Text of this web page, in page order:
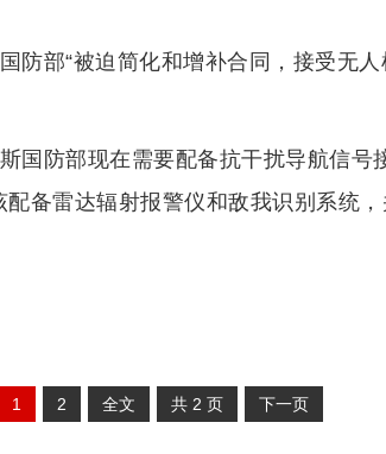
防部“被迫简化和增补合同，接受无
国防部现在需要配备抗干扰导航信号
备雷达辐射报警仪和敌我识别系统
1 2 全文 共 2 页 下一页